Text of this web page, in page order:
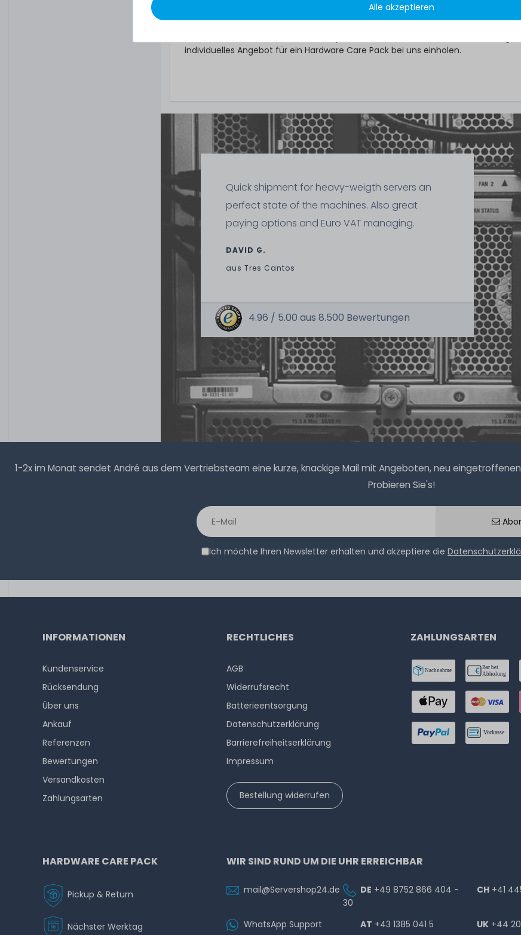
individuelles Angebot für ein Hardware Care Pack bei uns einholen.
Quick shipment for heavy-weigth servers an
perfect state of the machines. Also great
paying options and Euro VAT managing.
DAVID G.
aus Tres Cantos
4.96 / 5.00 aus 8.500 Bewertungen
1-2x im Monat sendet André aus dem Vertriebsteam eine kurze, knackige Mail mit Angeboten, neu
Probieren Sie's!
Ich möchte Ihren Newsletter erhalten und akzeptiere die
Alle akzeptieren
INFORMATIONEN
Kundenservice
Rücksendung
Über uns
Ankauf
Referenzen
Bewertungen
Versandkosten
Zahlungsarten
RECHTLICHES
AGB
Widerrufs­recht
Batterieentsorgung
Datenschutzerklärung
Barrierefreiheitserklärung
Impressum
Bestellung widerrufen
ZAHLUNGSARTEN
HARDWARE CARE PACK
Pickup & Return
Nächster Werktag
WIR SIND RUND UM DIE UHR ERREICHBAR
mail@Servershop24.de DE +49 8752 866 404 -
30
CH +41
WhatsApp Support AT +43 1385 041 5 UK +44